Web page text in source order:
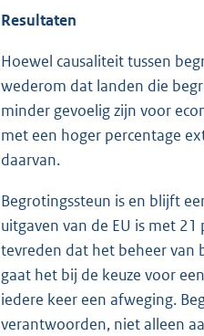
Resultaten
Hoewel causaliteit tussen
wederom dat landen die
minder gevoelig zijn voor
met een hoger percentage
daarvan.
Begrotingssteun is en blijft
uitgaven van de EU is met
tevreden dat het beheer van
gaat het bij de keuze voor
iedere keer een afweging.
verantwoorden, niet alleen